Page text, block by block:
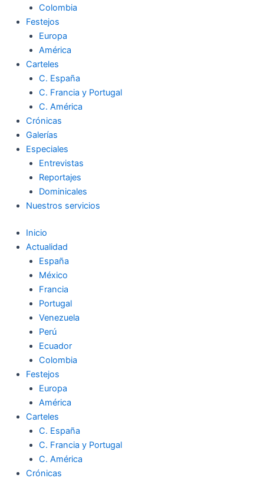
Colombia
Festejos
Europa
América
Carteles
C. España
C. Francia y Portugal
C. América
Crónicas
Galerías
Especiales
Entrevistas
Reportajes
Dominicales
Nuestros servicios
Inicio
Actualidad
España
México
Francia
Portugal
Venezuela
Perú
Ecuador
Colombia
Festejos
Europa
América
Carteles
C. España
C. Francia y Portugal
C. América
Crónicas